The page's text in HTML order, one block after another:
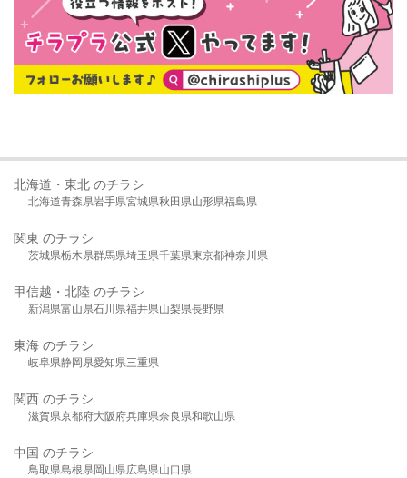
北海道・東北 のチラシ
北海道青森県岩手県宮城県秋田県山形県福島県
関東 のチラシ
茨城県栃木県群馬県埼玉県千葉県東京都神奈川県
甲信越・北陸 のチラシ
新潟県富山県石川県福井県山梨県長野県
東海 のチラシ
岐阜県静岡県愛知県三重県
関西 のチラシ
滋賀県京都府大阪府兵庫県奈良県和歌山県
中国 のチラシ
鳥取県島根県岡山県広島県山口県